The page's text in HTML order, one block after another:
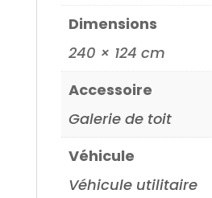
Dimensions
240 × 124 cm
Accessoire
Galerie de toit
Véhicule
Véhicule utilitaire